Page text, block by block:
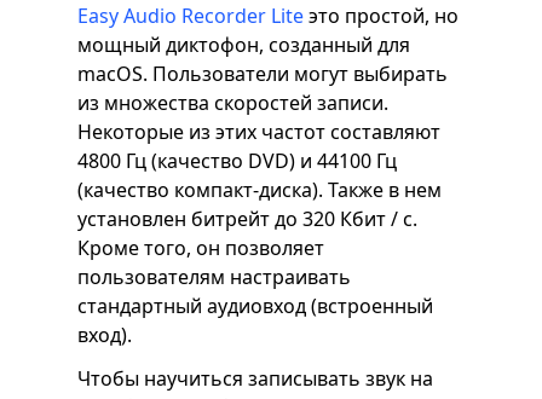
Easy Audio Recorder Liteэто простой, но
мощный диктофон, созданный для
macOS. Пользователи могут выбирать
из множества скоростей записи.
Некоторые из этих частот составляют
4800 Гц (качество DVD) и 44100 Гц
(качество компакт-диска). Также в нем
установлен битрейт до 320 Кбит / с.
Кроме того, он позволяет
пользователям настраивать
стандартный аудиовход (встроенный
вход).
Чтобы научиться записывать звук на